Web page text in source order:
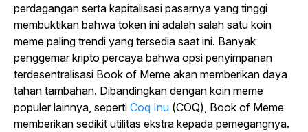
perdagangan serta kapitalisasi pasarnya yang tinggi
membuktikan bahwa token ini adalah salah satu koin
meme paling trendi yang tersedia saat ini. Banyak
penggemar kripto percaya bahwa opsi penyimpanan
terdesentralisasi Book of Meme akan memberikan daya
tahan tambahan. Dibandingkan dengan koin meme
populer lainnya, seperti Coq Inu (COQ), Book of Meme
memberikan sedikit utilitas ekstra kepada pemegangnya.